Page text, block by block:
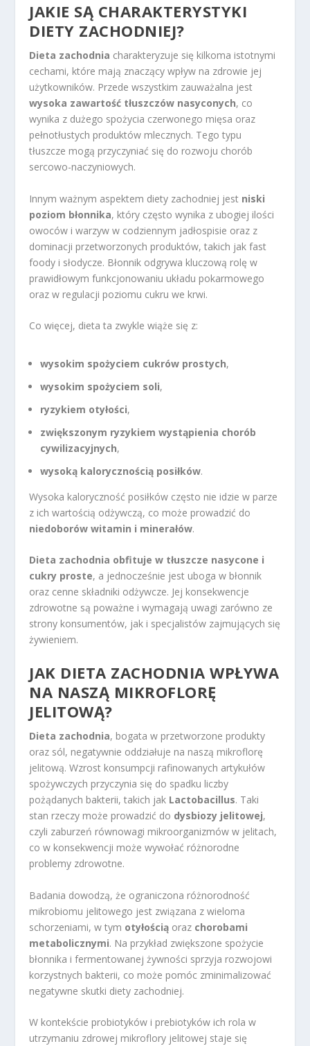
JAKIE SĄ CHARAKTERYSTYKI
DIETY ZACHODNIEJ?
Dieta zachodnia charakteryzuje się kilkoma istotnymi
cechami, które mają znaczący wpływ na zdrowie jej
użytkowników. Przede wszystkim zauważalna jest
wysoka zawartość tłuszczów nasyconych, co
wynika z dużego spożycia czerwonego mięsa oraz
pełnotłustych produktów mlecznych. Tego typu
tłuszcze mogą przyczyniać się do rozwoju chorób
sercowo-naczyniowych.
Innym ważnym aspektem diety zachodniej jest niski
poziom błonnika, który często wynika z ubogiej ilości
owoców i warzyw w codziennym jadłospisie oraz z
dominacji przetworzonych produktów, takich jak fast
foody i słodycze. Błonnik odgrywa kluczową rolę w
prawidłowym funkcjonowaniu układu pokarmowego
oraz w regulacji poziomu cukru we krwi.
Co więcej, dieta ta zwykle wiąże się z:
wysokim spożyciem cukrów prostych,
wysokim spożyciem soli,
ryzykiem otyłości,
zwiększonym ryzykiem wystąpienia chorób
cywilizacyjnych,
wysoką kalorycznością posiłków.
Wysoka kaloryczność posiłków często nie idzie w parze
z ich wartością odżywczą, co może prowadzić do
niedoborów witamin i minerałów.
Dieta zachodnia obfituje w tłuszcze nasycone i
cukry proste, a jednocześnie jest uboga w błonnik
oraz cenne składniki odżywcze. Jej konsekwencje
zdrowotne są poważne i wymagają uwagi zarówno ze
strony konsumentów, jak i specjalistów zajmujących się
żywieniem.
JAK DIETA ZACHODNIA WPŁYWA
NA NASZĄ MIKROFLORĘ
JELITOWĄ?
Dieta zachodnia, bogata w przetworzone produkty
oraz sól, negatywnie oddziałuje na naszą mikroflorę
jelitową. Wzrost konsumpcji rafinowanych artykułów
spożywczych przyczynia się do spadku liczby
pożądanych bakterii, takich jak Lactobacillus. Taki
stan rzeczy może prowadzić do dysbiozy jelitowej,
czyli zaburzeń równowagi mikroorganizmów w jelitach,
co w konsekwencji może wywołać różnorodne
problemy zdrowotne.
Badania dowodzą, że ograniczona różnorodność
mikrobiomu jelitowego jest związana z wieloma
schorzeniami, w tym otyłością oraz chorobami
metabolicznymi. Na przykład zwiększone spożycie
błonnika i fermentowanej żywności sprzyja rozwojowi
korzystnych bakterii, co może pomóc zminimalizować
negatywne skutki diety zachodniej.
W kontekście probiotyków i prebiotyków ich rola w
utrzymaniu zdrowej mikroflory jelitowej staje się